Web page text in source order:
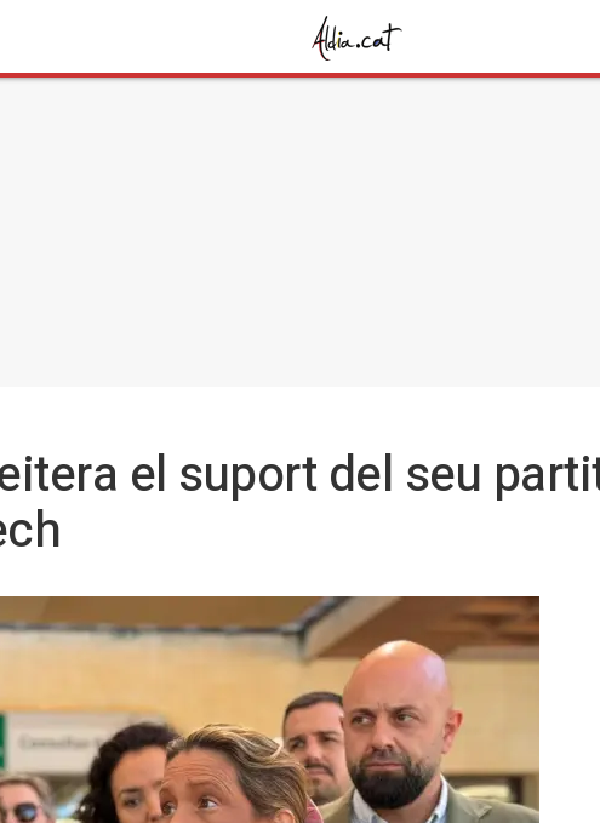
el suport del seu